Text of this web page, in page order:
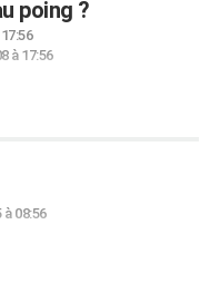
poing ?
à 17:56
à 08:56